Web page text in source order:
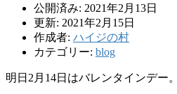
公開済み: 2021年2月13日
更新: 2021年2月15日
作成者: ハイジの村
カテゴリー: blog
明日2月14日はバレンタインデー。